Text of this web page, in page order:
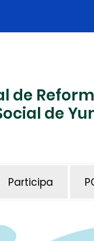
de
de
Participa